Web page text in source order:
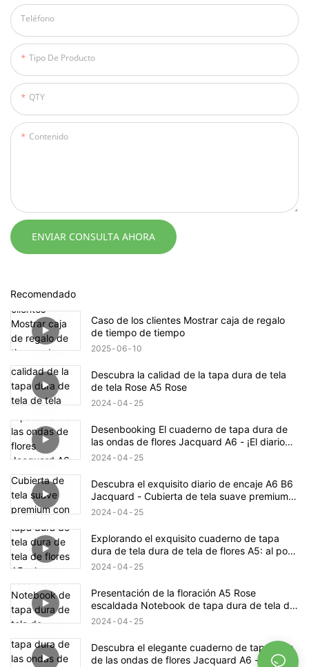
Teléfono
Tipo De Producto
QTY
Contenido
ENVIAR CONSULTA AHORA
Recomendado
Caso de los clientes Mostrar caja de regalo
de tiempo de tiempo
2025 06 10
Descubra la calidad de la tapa dura de tela
de tela Rose A5 Rose
2024 04 25
Desenbooking El cuaderno de tapa dura de
las ondas de flores Jacquard A6 - ¡El diario
perfecto para el diario!
2024 04 25
Descubra el exquisito diario de encaje A6 B6
Jacquard - Cubierta de tela suave premium
con spones interlayer, perfecto para el diario
2024 04 25
Explorando el exquisito cuaderno de tapa
dura de tela dura de tela de flores A5: al por
mayor, ecológica & elegante!
2024 04 25
Presentación de la floración A5 Rose
escaldada Notebook de tapa dura de tela de
algodón Jacquard - ¡Premium y elegante!
2024 04 25
Descubra el elegante cuaderno de tapa dura
de las ondas de flores Jacquard A6 -